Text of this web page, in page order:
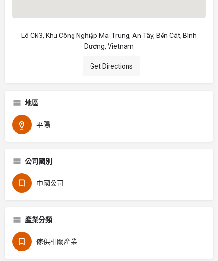
Lô CN3, Khu Công Nghiệp Mai Trung, An Tây, Bến Cát, Bình
Dương, Vietnam
Get Directions
地區
平陽
公司國別
中國公司
產業分類
傢俱相關產業